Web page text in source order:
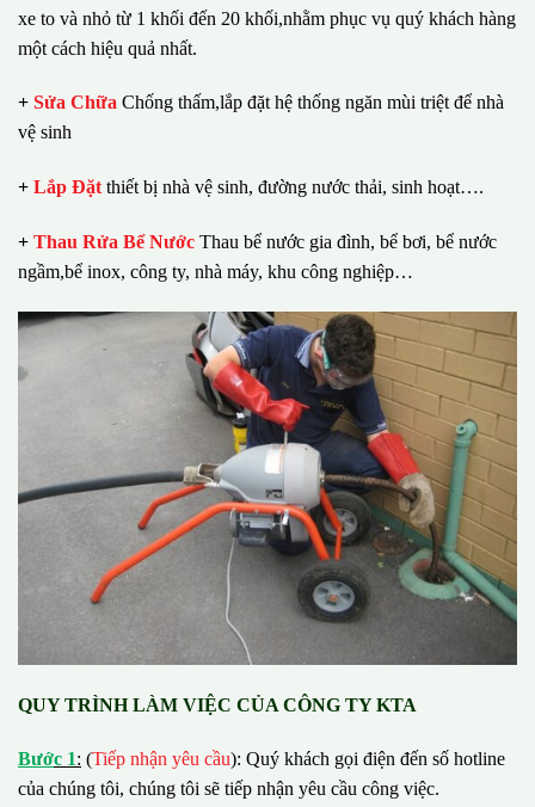
xe to và nhỏ từ 1 khối đến 20 khối,nhằm phục vụ quý khách hàng
một cách hiệu quả nhất.
+ Sửa Chữa Chống thấm,lắp đặt hệ thống ngăn mùi triệt để nhà
vệ sinh
+ Lắp Đặt thiết bị nhà vệ sinh, đường nước thải, sinh hoạt….
+ Thau Rửa Bể Nước Thau bể nước gia đình, bể bơi, bể nước
ngầm,bể inox, công ty, nhà máy, khu công nghiệp…
QUY TRÌNH LÀM VIỆC CỦA CÔNG TY KTA
Bước 1: (Tiếp nhận yêu cầu): Quý khách gọi điện đến số hotline
của chúng tôi, chúng tôi sẽ tiếp nhận yêu cầu công việc.